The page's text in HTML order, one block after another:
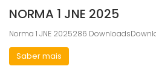
NORMA 1 JNE 2025
Norma 1 JNE 2025286
Saber mais